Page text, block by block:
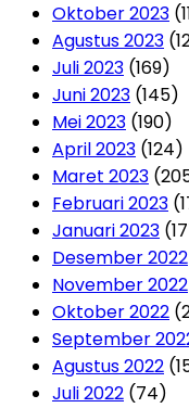
Oktober 2023
Agustus 2023
Juli 2023 (169)
Juni 2023 (145)
Mei 2023 (190)
April 2023 (124)
Maret 2023
Februari 2023
Januari 2023
Desember 2022
November 2022
Oktober 2022
September
Agustus 2022
Juli 2022 (74)